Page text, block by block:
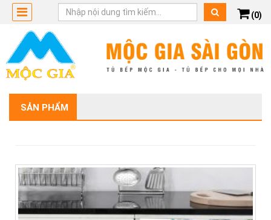
(0)
SẢN PHẨM